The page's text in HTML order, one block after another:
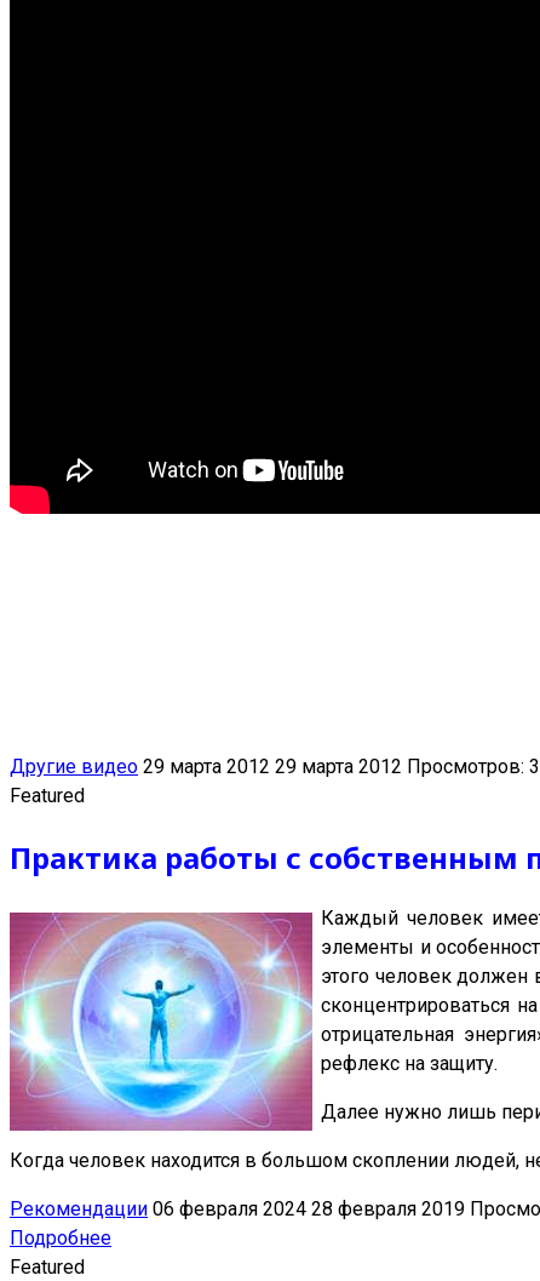
Другие видео 29 марта 2012 29 марта 2012 Просмотров:
Featured
Практика работы с собственным
Каждый человек
элементы и
этого человек должен
сконцентрироваться
отрицательная
рефлекс на защиту.
Далее нужно лишь
Когда человек находится в большом скоплении людей,
Рекомендации 06 февраля 2024 28 февраля 2019
Подробнее
Featured